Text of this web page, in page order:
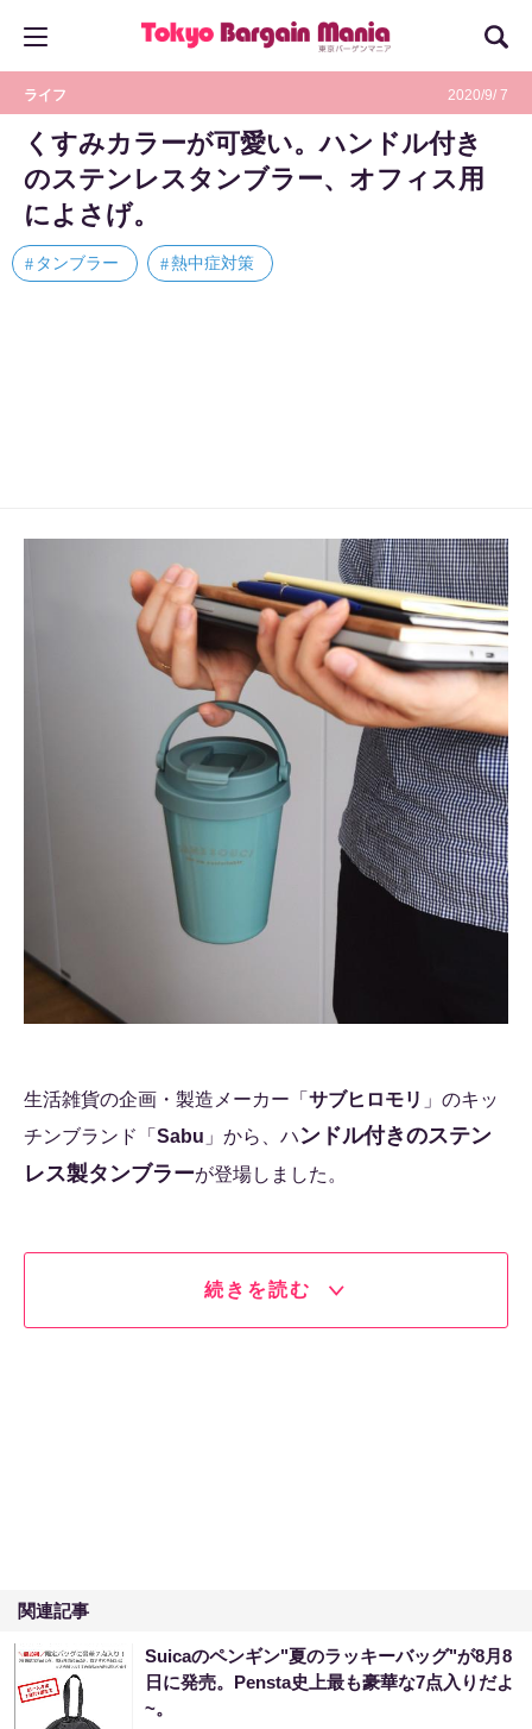
ライフ 2020/9/ 7
くすみカラーが可愛い。ハンドル付き
のステンレスタンブラー、オフィス用
によさげ。
タンブラー 熱中症対策
生活雑貨の企画・製造メーカー「 サブヒロモリ 」のキッ
チンブランド「 Sabu 」から、ハンドル付きのステン
レス製タンブラーが登場しました。
続きを読む
関連記事
Suicaのペンギン"夏のラッキーバッグ"が8月8
日に発売。Pensta史上最も豪華な7点入りだよ
~。